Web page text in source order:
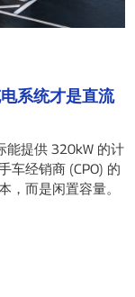
系统才是直流
能提供 320kW 的计
车经销商 (CPO) 的
，而是闲置容量。